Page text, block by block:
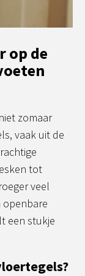
op de
zomaar
vaak uit de
tot
veel
openbare
een stukje